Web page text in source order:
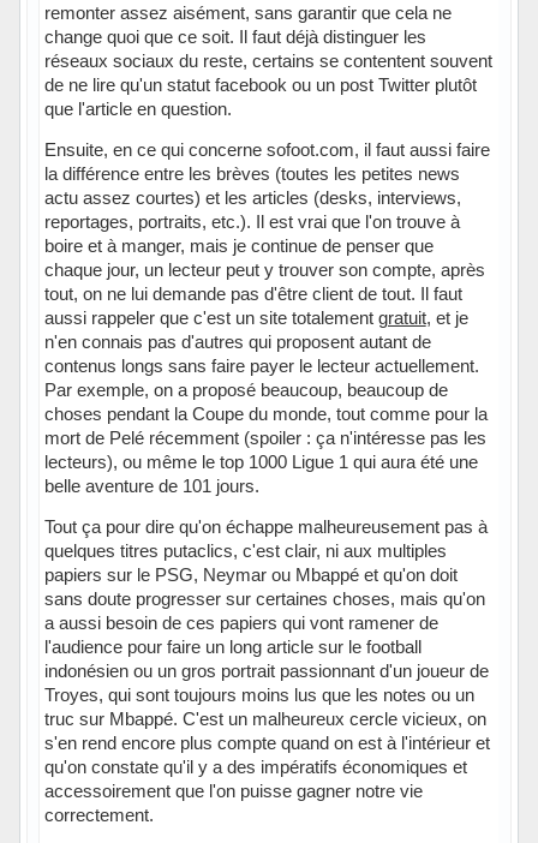
remonter assez aisément, sans garantir que cela ne
change quoi que ce soit. Il faut déjà distinguer les
réseaux sociaux du reste, certains se contentent souvent
de ne lire qu'un statut facebook ou un post Twitter plutôt
que l'article en question.
Ensuite, en ce qui concerne sofoot.com, il faut aussi faire
la différence entre les brèves (toutes les petites news
actu assez courtes) et les articles (desks, interviews,
reportages, portraits, etc.). Il est vrai que l'on trouve à
boire et à manger, mais je continue de penser que
chaque jour, un lecteur peut y trouver son compte, après
tout, on ne lui demande pas d'être client de tout. Il faut
aussi rappeler que c'est un site totalement gratuit, et je
n'en connais pas d'autres qui proposent autant de
contenus longs sans faire payer le lecteur actuellement.
Par exemple, on a proposé beaucoup, beaucoup de
choses pendant la Coupe du monde, tout comme pour la
mort de Pelé récemment (spoiler : ça n'intéresse pas les
lecteurs), ou même le top 1000 Ligue 1 qui aura été une
belle aventure de 101 jours.
Tout ça pour dire qu'on échappe malheureusement pas à
quelques titres putaclics, c'est clair, ni aux multiples
papiers sur le PSG, Neymar ou Mbappé et qu'on doit
sans doute progresser sur certaines choses, mais qu'on
a aussi besoin de ces papiers qui vont ramener de
l'audience pour faire un long article sur le football
indonésien ou un gros portrait passionnant d'un joueur de
Troyes, qui sont toujours moins lus que les notes ou un
truc sur Mbappé. C'est un malheureux cercle vicieux, on
s'en rend encore plus compte quand on est à l'intérieur et
qu'on constate qu'il y a des impératifs économiques et
accessoirement que l'on puisse gagner notre vie
correctement.